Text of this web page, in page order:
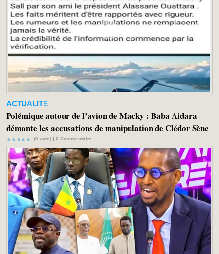
ACTUALITE
Polémique autour de l’avion de Macky : Baba Aidara
démonte les accusations de manipulation de Clédor Sène
(0 vote) | 0 Commentaire